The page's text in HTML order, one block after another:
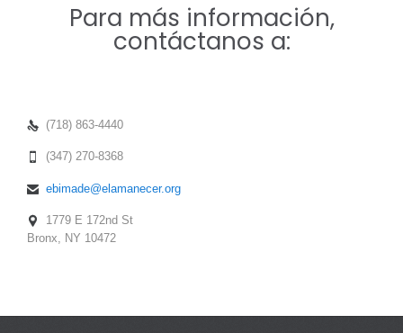
Para más información,
contáctanos a:
 (718) 863-4440
(347) 270-8368
 ebimade@elamanecer.org

1779 E 172nd St
Bronx, NY 10472